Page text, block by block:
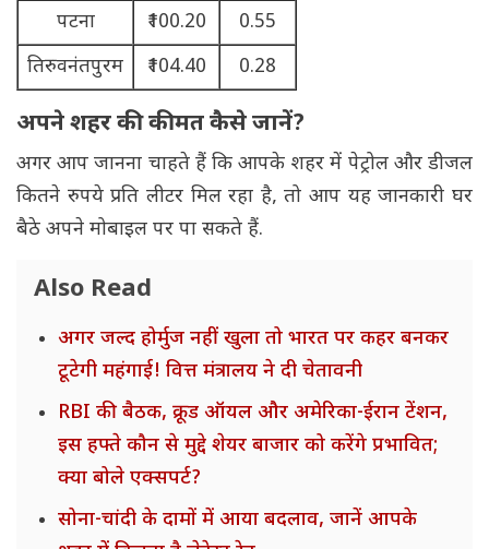
पटना
₹100.20
0.55
तिरुवनंतपुरम
₹104.40 0.28
अपने शहर की कीमत कैसे जानें?
अगर आप जानना चाहते हैं कि आपके शहर में पेट्रोल और डीजल
कितने रुपये प्रति लीटर मिल रहा है, तो आप यह जानकारी घर
बैठे अपने मोबाइल पर पा सकते हैं.
Also Read
अगर जल्द होर्मुज नहीं खुला तो भारत पर कहर बनकर
टूटेगी महंगाई! वित्त मंत्रालय ने दी चेतावनी
RBI की बैठक, क्रूड ऑयल और अमेरिका-ईरान टेंशन,
इस हफ्ते कौन से मुद्दे शेयर बाजार को करेंगे प्रभावित;
क्या बोले एक्सपर्ट?
सोना-चांदी के दामों में आया बदलाव, जानें आपके